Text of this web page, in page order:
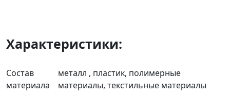
Характеристики:
Состав
материала
металл , пластик, полимерные
материалы, текстильные материалы